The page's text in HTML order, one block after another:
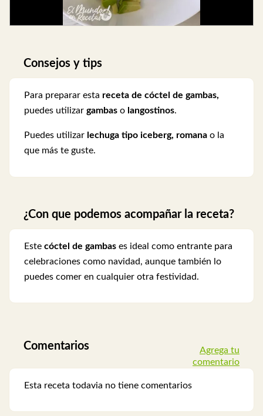
Consejos y tips
Para preparar esta receta de cóctel de gambas,
puedes utilizar gambas o langostinos.
Puedes utilizar lechuga tipo iceberg, romana o la
que más te guste.
¿Con que podemos acompañar la receta?
Este cóctel de gambas es ideal como entrante para
celebraciones como navidad, aunque también lo
puedes comer en cualquier otra festividad.
Comentarios
Agrega tu
comentario
Esta receta todavia no tiene comentarios